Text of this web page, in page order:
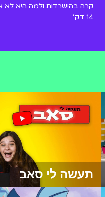
קרה בהישרדות ולמה היא לא
14 דק'
תעשה לי סאב